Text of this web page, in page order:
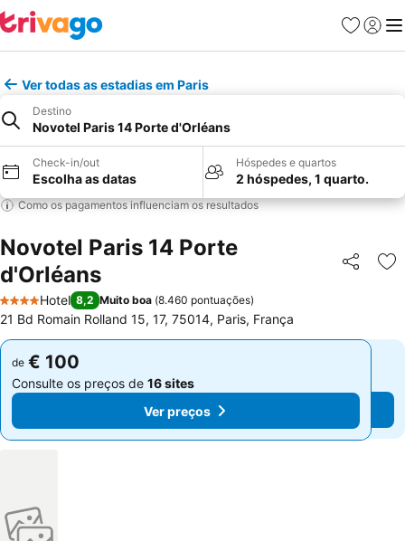
Favoritos
Iniciar
Ver todas as estadias em Paris
Destino
Novotel Paris 14 Porte d'Orléans
Check-in/out
Escolha as datas
Hóspedes e quartos
2 hóspedes, 1 quarto.
Como os pagamentos influenciam os resultados
Novotel Paris 14 Porte
d'Orléans
Partilhar
4 Estrelas
Hotel 8,2 Muito boa (8.460 pontuações)
21 Bd Romain Rolland 15, 17, 75014, Paris, França
de € 100
Consulte os preços de 16 sites
Ver preços
de € 100
Consulte os preços de 16 sites
Ver preços